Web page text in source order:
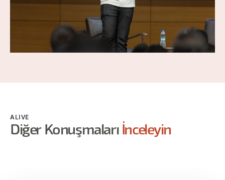
ALIVE
Diğer Konuşmaları İnceleyin